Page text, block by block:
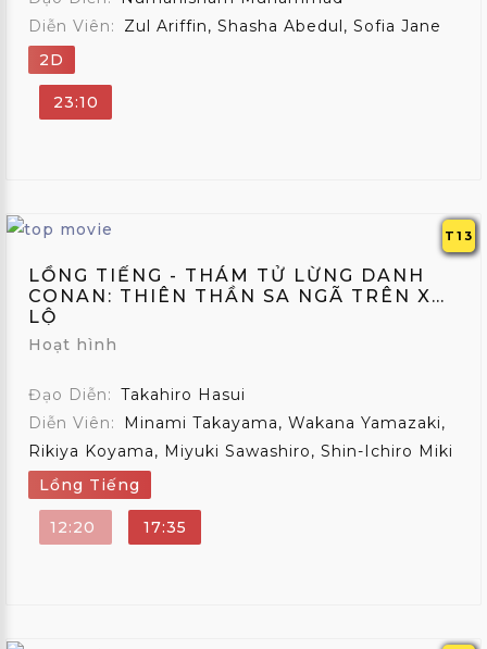
Diễn Viên:
Zul Ariffin, Shasha Abedul, Sofia Jane
2D
23:10
T13
LỒNG TIẾNG - THÁM TỬ LỪNG DANH
CONAN: THIÊN THẦN SA NGÃ TRÊN XA
LỘ
Hoạt hình
Đạo Diễn: Takahiro Hasui
Diễn Viên:
Minami Takayama, Wakana Yamazaki,
Rikiya Koyama, Miyuki Sawashiro, Shin-Ichiro Miki
Lồng Tiếng
12:20 17:35